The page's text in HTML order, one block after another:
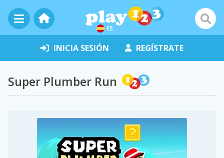
ES
INICIA SESIÓN REGÍSTRATE
Super Plumber Run